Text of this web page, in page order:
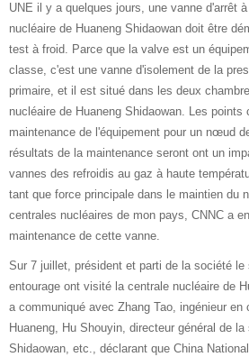
UNE il y a quelques jours, une vanne d'arrêt
nucléaire de Huaneng Shidaowan doit être
test à froid. Parce que la valve est un
classe, c'est une vanne d'isolement de la
primaire, et il est situé dans les deux
nucléaire de Huaneng Shidaowan. Les
maintenance de l'équipement pour un nœud
résultats de la maintenance seront ont un
vannes des refroidis au gaz à haute
tant que force principale dans le maintien du
centrales nucléaires de mon pays, CNNC a
maintenance de cette vanne.
Sur 7 juillet, président et parti de la société
entourage ont visité la centrale nucléaire de
a communiqué avec Zhang Tao, ingénieur en
Huaneng, Hu Shouyin, directeur général de
Shidaowan, etc., déclarant que China